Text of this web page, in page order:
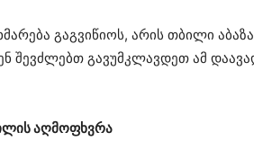
გაგვიწიოს, არის თბილი
შევძლებთ გავუმკლავდეთ ამ
აღმოფხვრა